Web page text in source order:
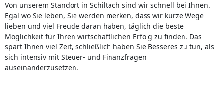
Von unserem Standort in Schiltach sind wir schnell bei Ihnen.
Egal wo Sie leben, Sie werden merken, dass wir kurze Wege
lieben und viel Freude daran haben, täglich die beste
Möglichkeit für Ihren wirtschaftlichen Erfolg zu finden. Das
spart Ihnen viel Zeit, schließlich haben Sie Besseres zu tun, als
sich intensiv mit Steuer- und Finanzfragen
auseinanderzusetzen.